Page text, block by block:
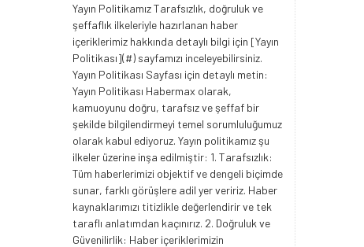
Yayın Politikamız Tarafsızlık, doğruluk ve
şeffaflık ilkeleriyle hazırlanan haber
içeriklerimiz hakkında detaylı bilgi için [Yayın
Politikası](#) sayfamızı inceleyebilirsiniz.
Yayın Politikası Sayfası için detaylı metin:
Yayın Politikası Habermax olarak,
kamuoyunu doğru, tarafsız ve şeffaf bir
şekilde bilgilendirmeyi temel sorumluluğumuz
olarak kabul ediyoruz. Yayın politikamız şu
ilkeler üzerine inşa edilmiştir: 1. Tarafsızlık:
Tüm haberlerimizi objektif ve dengeli biçimde
sunar, farklı görüşlere adil yer veririz. Haber
kaynaklarımızı titizlikle değerlendirir ve tek
taraflı anlatımdan kaçınırız. 2. Doğruluk ve
Güvenilirlik: Haber içeriklerimizin